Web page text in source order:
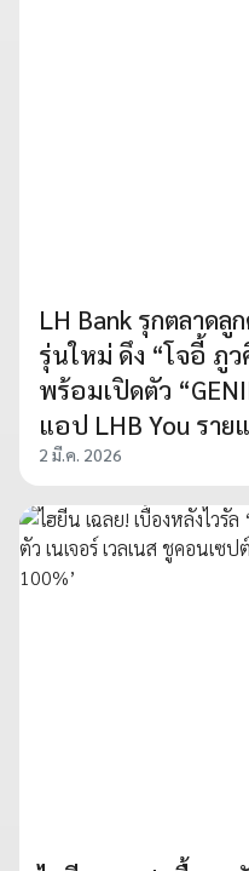
LH Bank รุกตลาดลู
รุ่นใหม่ ดึง “โจอี้ ภู
พร้อมเปิดตัว
แอป LHB You ราย
2 มี.ค. 2026